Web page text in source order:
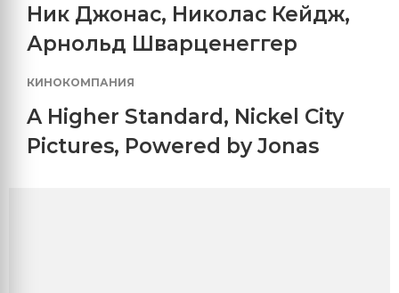
Ник Джонас, Николас Кейдж,
Арнольд Шварценеггер
КИНОКОМПАНИЯ
A Higher Standard, Nickel City
Pictures, Powered by Jonas